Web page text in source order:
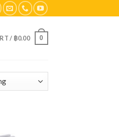
/ ฿0.00 0